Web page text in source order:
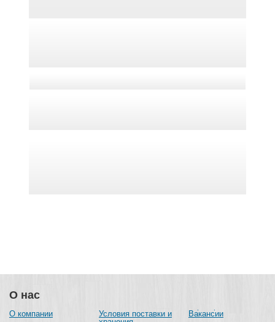
О нас
О компании
Условия поставки и
Вакансии